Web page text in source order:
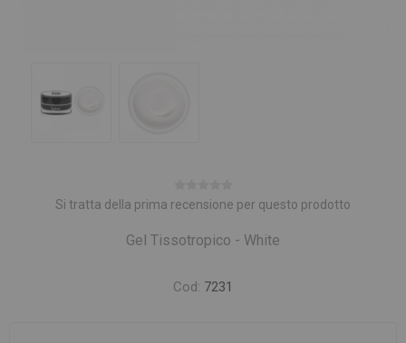
Si tratta della prima recensione per questo prodotto
Gel Tissotropico - White
Cod: 7231